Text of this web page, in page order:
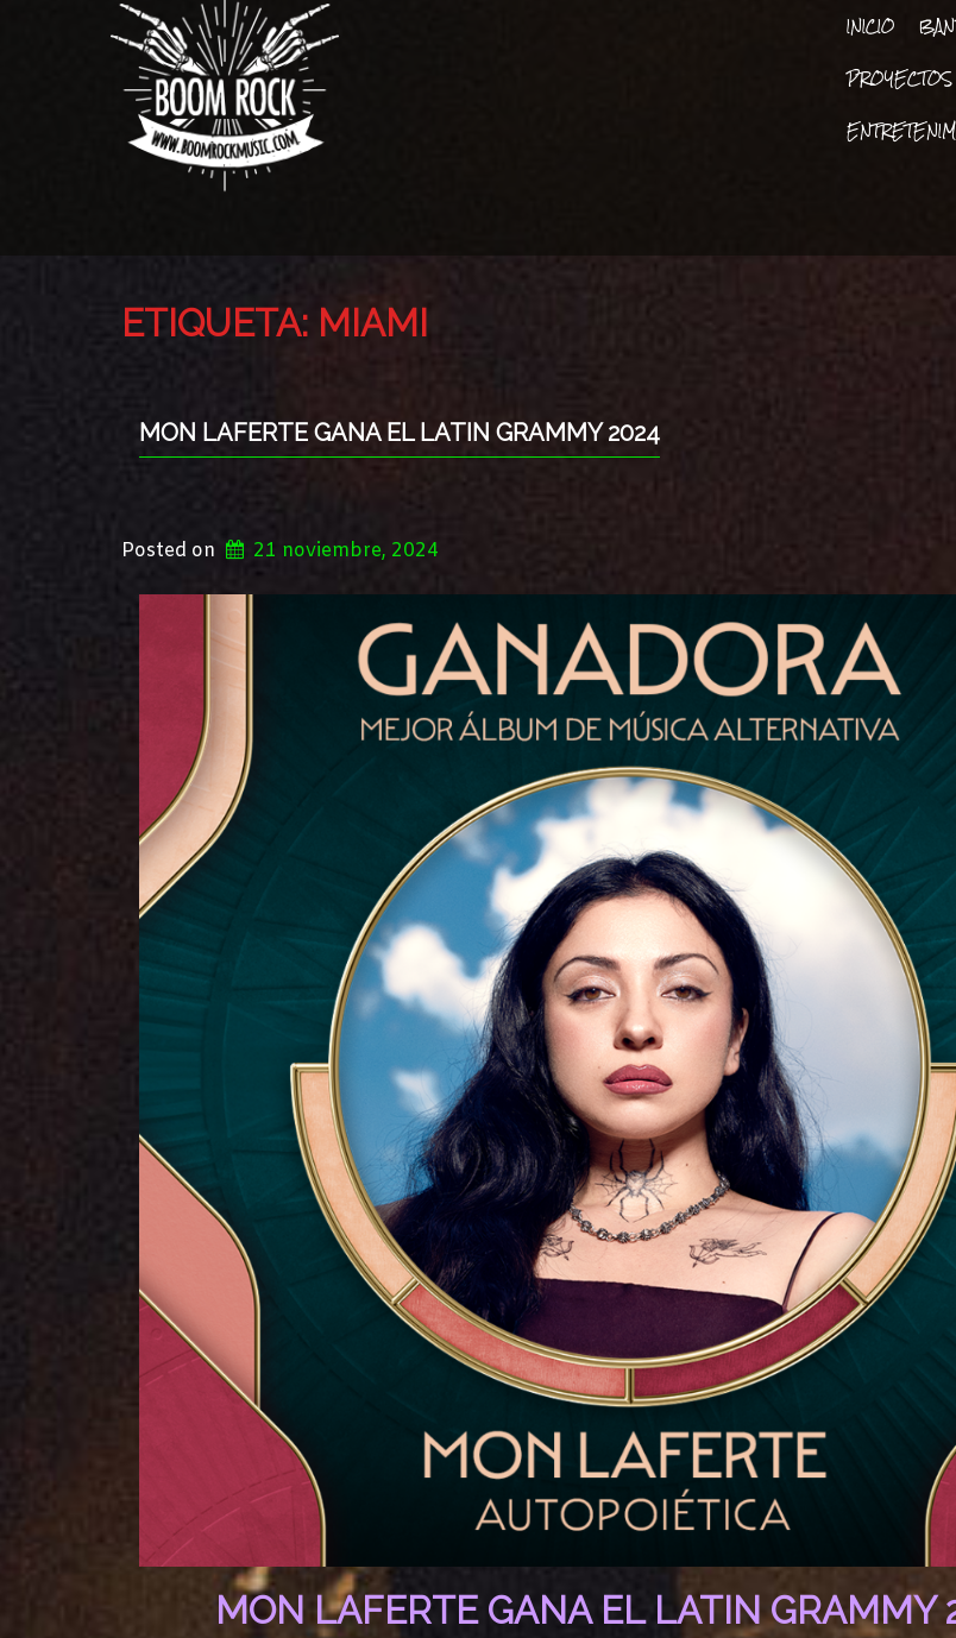
INICIO
ETIQUETA: MIAMI
MON LAFERTE GANA EL LATIN GRAMMY 2024
Posted on 21 noviembre, 2024
MON LAFERTE GANA EL LATIN GRAMMY